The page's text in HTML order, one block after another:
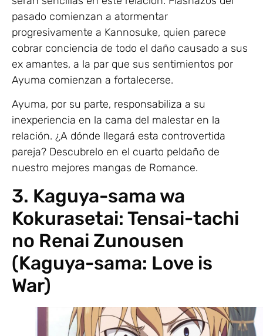
pasado comienzan a atormentar
progresivamente a Kannosuke, quien parece
cobrar conciencia de todo el daño causado a sus
ex amantes, a la par que sus sentimientos por
Ayuma comienzan a fortalecerse.
Ayuma, por su parte, responsabiliza a su
inexperiencia en la cama del malestar en la
relación. ¿A dónde llegará esta controvertida
pareja? Descubrelo en el cuarto peldaño de
nuestro mejores mangas de Romance.
3. Kaguya-sama wa
Kokurasetai: Tensai-tachi
no Renai Zunousen
(Kaguya-sama: Love is
War)